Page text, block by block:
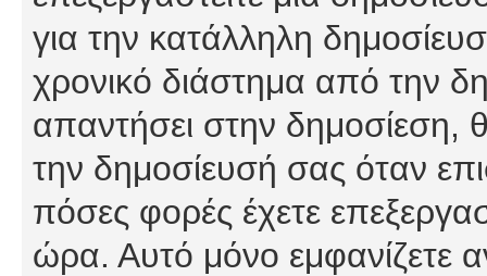
για την κατάλληλη
χρονικό διάστημα από την
απαντήσει στην δημοσίεση,
την δημοσίευσή σας όταν
πόσες φορές έχετε
ώρα. Αυτό μόνο εμφανίζετε